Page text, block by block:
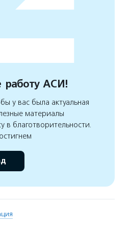
работу АСИ!
у вас была актуальная
материалы
в благотворительности.